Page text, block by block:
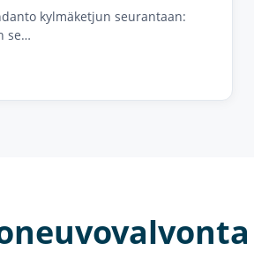
kylmäketjun seurantaan:
se…